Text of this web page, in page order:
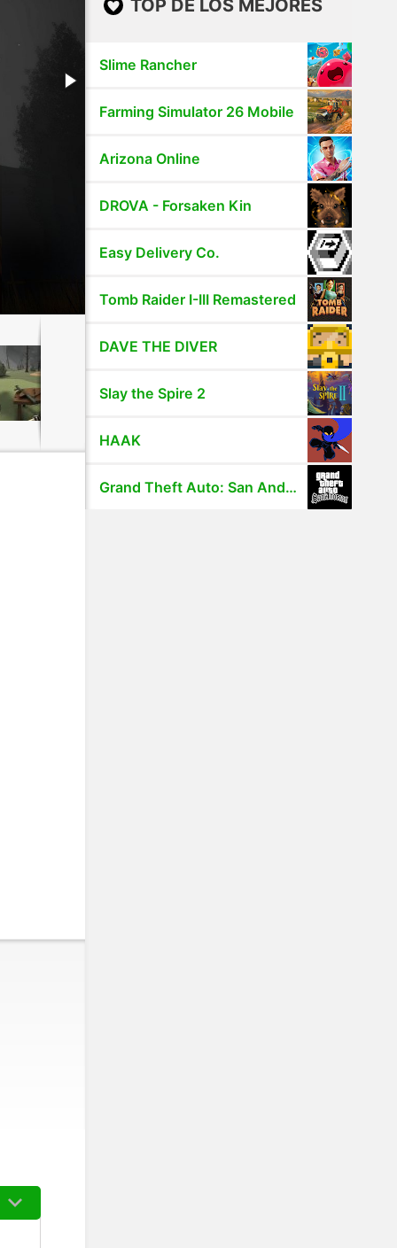
TOP DE LOS MEJORES
Slime Rancher
Farming Simulator 26 Mobile
Arizona Online
DROVA - Forsaken Kin
Easy Delivery Co.
Tomb Raider I-III Remastered
DAVE THE DIVER
Slay the Spire 2
HAAK
Grand Theft Auto: San Andreas